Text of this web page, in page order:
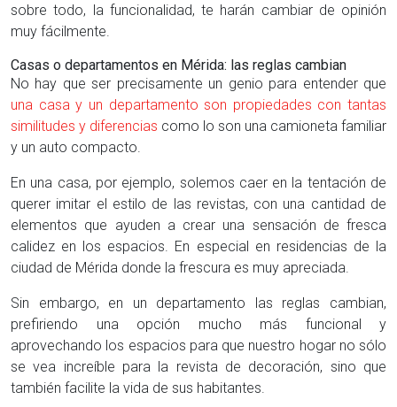
sobre todo, la funcionalidad, te harán cambiar de opinión
muy fácilmente.
Casas o departamentos en Mérida: las reglas cambian
No hay que ser precisamente un genio para entender que
una casa y un departamento son propiedades con tantas
similitudes y diferencias como lo son una camioneta familiar
y un auto compacto.
En una casa, por ejemplo, solemos caer en la tentación de
querer imitar el estilo de las revistas, con una cantidad de
elementos que ayuden a crear una sensación de fresca
calidez en los espacios. En especial en residencias de la
ciudad de Mérida donde la frescura es muy apreciada.
Sin embargo, en un departamento las reglas cambian,
prefiriendo una opción mucho más funcional y
aprovechando los espacios para que nuestro hogar no sólo
se vea increíble para la revista de decoración, sino que
también facilite la vida de sus habitantes.